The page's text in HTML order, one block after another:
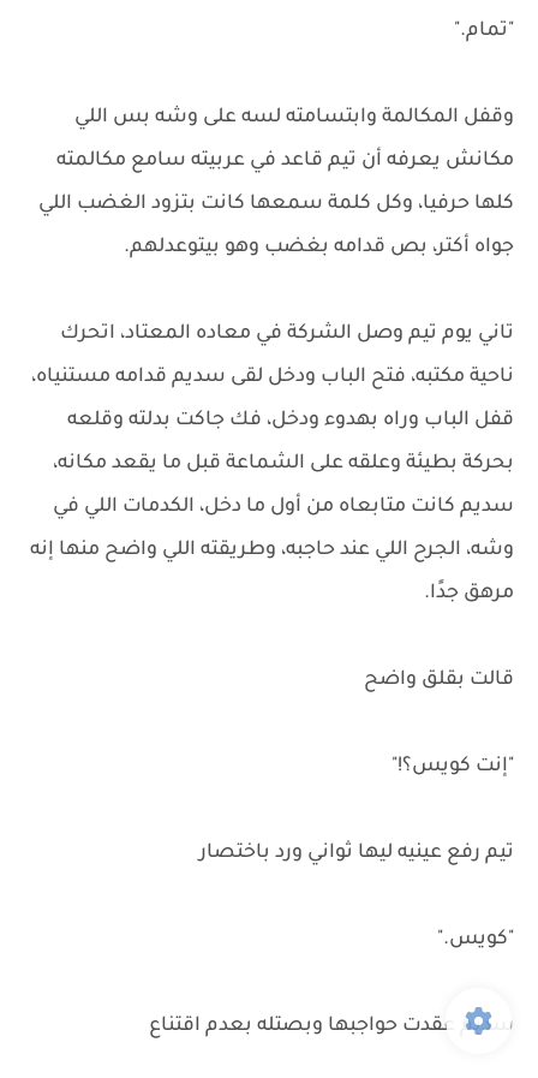
"تمام."
وقفل المكالمة وابتسامته لسه على وشه بس اللي
مكانش يعرفه أن تيم قاعد في عربيته سامع مكالمته
كلها حرفيا، وكل كلمة سمعها كانت بتزود الغضب اللي
جواه أكتر، بص قدامه بغضب وهو بيتوعدلهم.
تاني يوم تيم وصل الشركة في معاده المعتاد، اتحرك
ناحية مكتبه، فتح الباب ودخل لقى سديم قدامه مستنياه،
قفل الباب وراه بهدوء ودخل، فك جاكت بدلته وقلعه
بحركة بطيئة وعلقه على الشماعة قبل ما يقعد مكانه،
سديم كانت متابعاه من أول ما دخل، الكدمات اللي في
وشه، الجرح اللي عند حاجبه، وطريقته اللي واضح منها إنه
مرهق جدًا.
قالت بقلق واضح
"إنت كويس؟!"
تيم رفع عينيه ليها ثواني ورد باختصار
"كويس."
سديم عقدت حواجبها وبصتله بعدم اقتناع